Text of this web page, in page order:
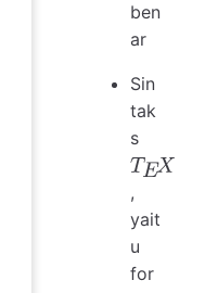
ben
ar
Sin
tak
s
T,
yait
u
for